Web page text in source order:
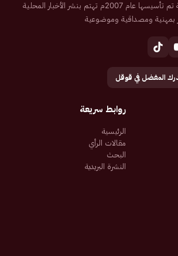
صحيفة إلكترونية سعودية تم تأسيسها عام 2007م تهتم بنشر الأخبار المحلية
بمهنية ومصداقية وموضوعية
المفضل في قوقل
روابط سريعة
الرئيسية
مقالات الرأي
البحث
النشرة البريدية